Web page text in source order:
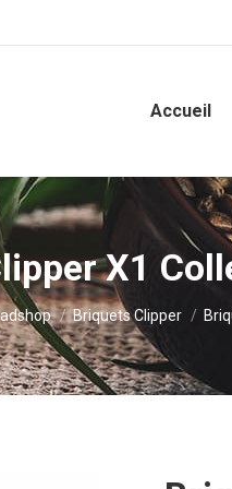
Accueil
X1
Briquets Clipper